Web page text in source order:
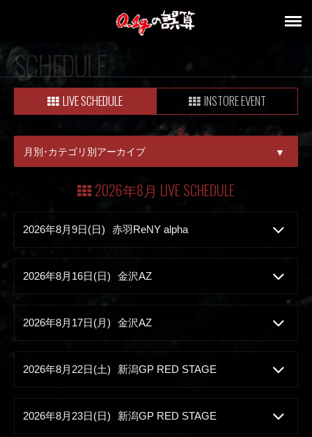
SCHEDULE
LIVE SCHEDULE INSTORE EVENT
月別･カテゴリ別アーカイブ ▼
2026年8月 LIVE SCHEDULE
2026年8月9日(日) 赤羽ReNY alpha
2026年8月16日(日) 金沢AZ
2026年8月17日(月) 金沢AZ
2026年8月22日(土) 新潟GP RED STAGE
2026年8月23日(日) 新潟GP RED STAGE